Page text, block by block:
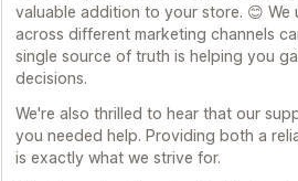
valuable addition to your store. 😊
across different marketing channels
single source of truth is helping you
decisions.
We're also thrilled to hear that our
you needed help. Providing both a
is exactly what we strive for.